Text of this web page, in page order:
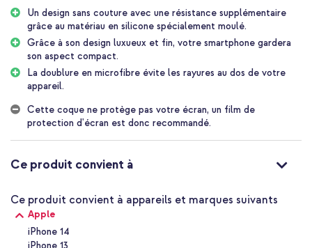
Accezz :
Design sans couture avec une solidité supplémentaire grâce à
du silicone spécialement moulé pour une protection mince mais
fiable jusqu'à 1 mètre
réduire le risque de dommages à l'appareil
Revêtement mat doux offrant une prise en main premium et un
Doublure en microfibre qui prévient les rayures à l'arrière et
maintient l'appareil comme neuf plus longtemps
Combinaison flexible de silicone et de TPU doux pour une
Un design sans couture avec une résistance supplémentaire
grâce au matériau en silicone spécialement moulé.
Grâce à son design luxueux et fin, votre smartphone gardera
son aspect compact.
La doublure en microfibre évite les rayures au dos de votre
appareil.
Cette coque ne protège pas votre écran, un film de
protection d'écran est donc recommandé.
Ce produit convient à
Ce produit convient à appareils et marques suivants
Apple
iPhone 14